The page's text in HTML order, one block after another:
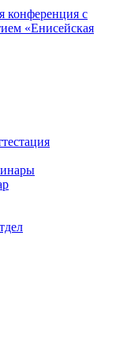
конференция с
«Енисейская